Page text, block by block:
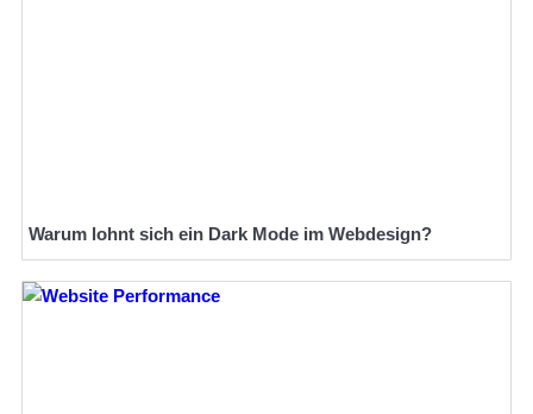
Warum lohnt sich ein Dark Mode im Webdesign?